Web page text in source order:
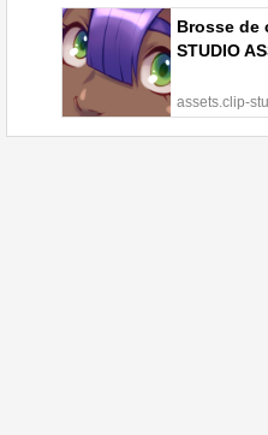
Brosse de
STUDIO
assets.clip-